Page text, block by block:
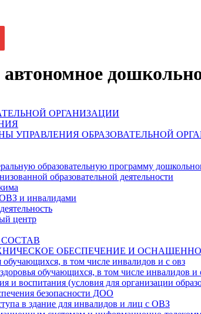
ОРГАНИЗАЦИИ
УПРАВЛЕНИЯ ОБРАЗОВАТЕЛЬНОЙ
образовательную программу
образовательной деятельности
и инвалидами
центр
ОБЕСПЕЧЕНИЕ И
обучающихся, в том числе инвалидов и с овз
обучающихся, в том числе инвалидов и
и воспитания (условия для организации
безопасности ДОО
в здание для инвалидов и лиц с ОВЗ